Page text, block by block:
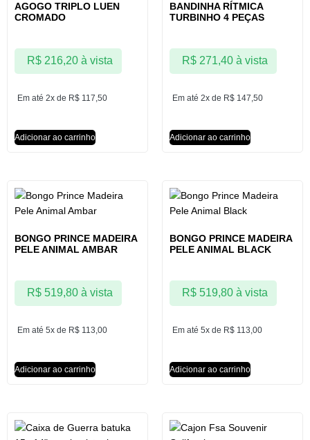
AGOGO TRIPLO LUEN
CROMADO
Em até 2x de R$ 117,50
R$216,20 à vista
Adicionar ao carrinho
BANDINHA RÍTMICA
TURBINHO 4 PEÇAS
Em até 2x de R$ 147,50
R$271,40 à vista
Adicionar ao carrinho
BONGO PRINCE MADEIRA
PELE ANIMAL AMBAR
Em até 5x de R$ 113,00
R$519,80 à vista
Adicionar ao carrinho
BONGO PRINCE MADEIRA
PELE ANIMAL BLACK
Em até 5x de R$ 113,00
R$519,80 à vista
Adicionar ao carrinho